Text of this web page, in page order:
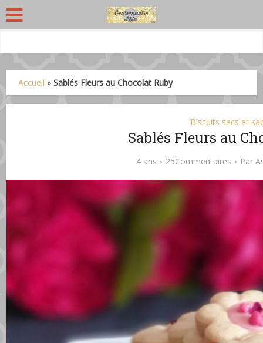
Accueil »Sablés Fleurs au Chocolat Ruby
Biscuits secs et
Sablés Fleurs au
4 ans 25Commentaires Par